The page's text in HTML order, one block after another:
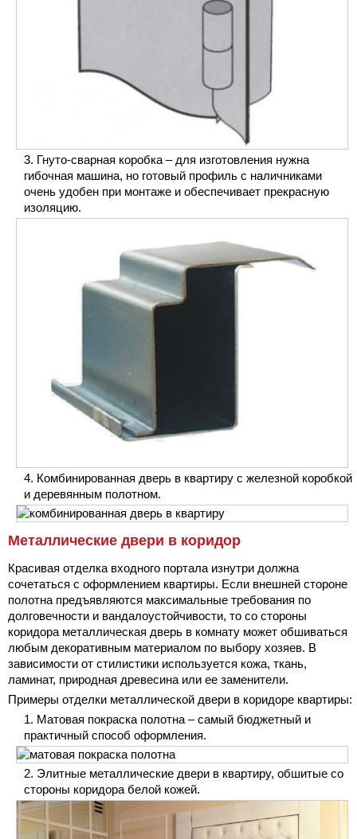
Гнуто-сварная коробка – для изготовления нужна
гибочная машина, но готовый профиль с наличниками
очень удобен при монтаже и обеспечивает прекрасную
изоляцию.
Комбинированная дверь в квартиру с железной коробкой
и деревянным полотном.
Металлические двери в коридор
Красивая отделка входного портала изнутри должна
сочетаться с оформлением квартиры. Если внешней стороне
полотна предъявляются максимальные требования по
долговечности и вандалоустойчивости, то со стороны
коридора металлическая дверь в комнату может обшиваться
любым декоративным материалом по выбору хозяев. В
зависимости от стилистики используется кожа, ткань,
ламинат, природная древесина или ее заменители.
Примеры отделки металлической двери в коридоре квартиры:
Матовая покраска полотна – самый бюджетный и
практичный способ оформления.
Элитные металлические двери в квартиру, обшитые со
стороны коридора белой кожей.